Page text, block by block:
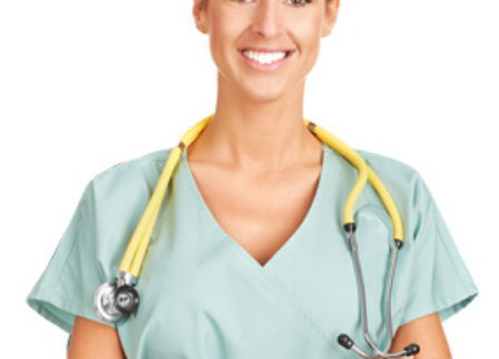
Hemşire : Bildane URAS